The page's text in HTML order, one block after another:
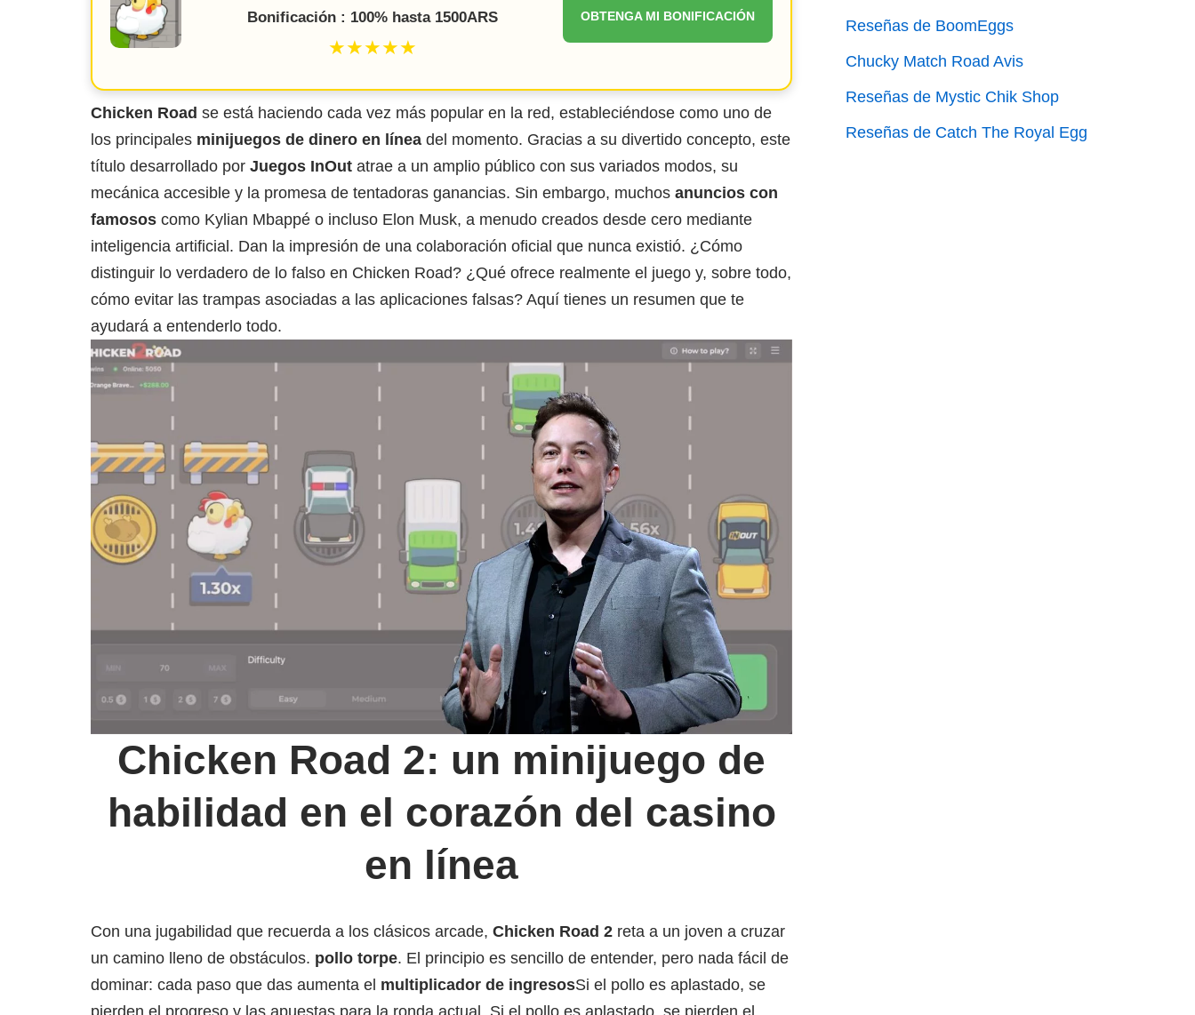
Bonificación : 100% hasta 1500ARS
★★★★★
OBTENGA MI BONIFICACIÓN
Chicken Road se está haciendo cada vez más popular en la red, estableciéndose como uno de
los principales minijuegos de dinero en línea del momento. Gracias a su divertido concepto, este
título desarrollado por Juegos InOut atrae a un amplio público con sus variados modos, su
mecánica accesible y la promesa de tentadoras ganancias. Sin embargo, muchos anuncios con
famosos como Kylian Mbappé o incluso Elon Musk, a menudo creados desde cero mediante
inteligencia artificial. Dan la impresión de una colaboración oficial que nunca existió. ¿Cómo
distinguir lo verdadero de lo falso en Chicken Road? ¿Qué ofrece realmente el juego y, sobre todo,
cómo evitar las trampas asociadas a las aplicaciones falsas? Aquí tienes un resumen que te
ayudará a entenderlo todo.
Chicken Road 2: un minijuego de
habilidad en el corazón del casino
en línea
Con una jugabilidad que recuerda a los clásicos arcade, Chicken Road 2 reta a un joven a cruzar
un camino lleno de obstáculos. pollo torpe. El principio es sencillo de entender, pero nada fácil de
dominar: cada paso que das aumenta el multiplicador de ingresosSi el pollo es aplastado, se
pierden el progreso y las apuestas para la ronda actual. Si el pollo es aplastado, se pierden el
Reseñas de BoomEggs
Chucky Match Road Avis
Reseñas de Mystic Chik Shop
Reseñas de Catch The Royal Egg